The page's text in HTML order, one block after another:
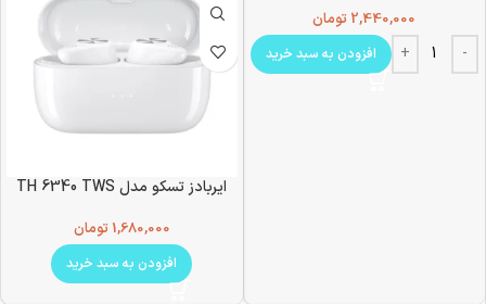
2,440,000 تومان
افزودن به سبد خرید
ایربادز تسکو مدل TH 6340 TWS
1,680,000 تومان
افزودن به سبد خرید